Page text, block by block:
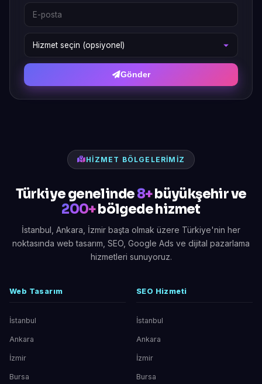
Gönder
HIZMET BÖLGELERIMIZ
Türkiye genelinde8+büyükşehir ve
200+bölgede hizmet
İstanbul, Ankara, İzmir başta olmak üzere Türkiye'nin her
noktasında web tasarım, SEO, Google Ads ve dijital pazarlama
hizmetleri sunuyoruz.
Web Tasarım
İstanbul
Ankara
İzmir
Bursa
SEO Hizmeti
İstanbul
Ankara
İzmir
Bursa